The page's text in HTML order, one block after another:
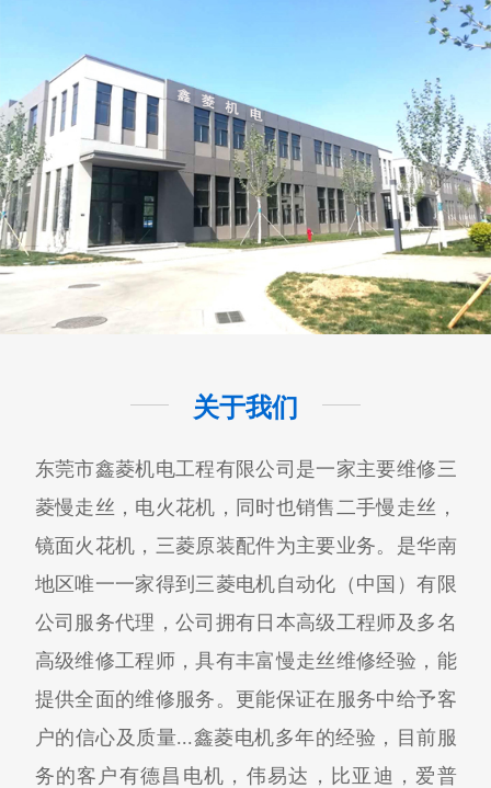
关于我们
东莞市鑫菱机电工程有限公司是一家主要维修三
菱慢走丝，电火花机，同时也销售二手慢走丝，
镜面火花机，三菱原装配件为主要业务。是华南
地区唯一一家得到三菱电机自动化（中国）有限
公司服务代理，公司拥有日本高级工程师及多名
高级维修工程师，具有丰富慢走丝维修经验，能
提供全面的维修服务。更能保证在服务中给予客
户的信心及质量...鑫菱电机多年的经验，目前服
务的客户有德昌电机，伟易达，比亚迪，爱普